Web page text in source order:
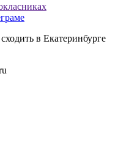
в Екатеринбурге